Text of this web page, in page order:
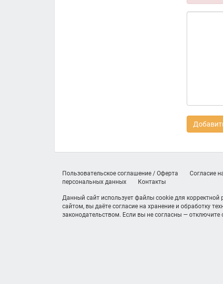
Пользовательское соглашение / Оферта
Согласие
персональных данных
Контакты
Данный сайт использует файлы cookie для
сайтом, вы даёте согласие на хранение и обработку
законодательством. Если вы не согласны — отключите